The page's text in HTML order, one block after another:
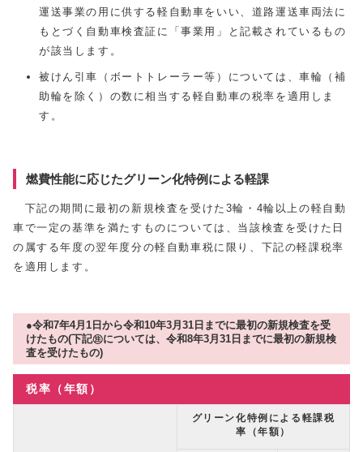
運送事業の用に供する軽自動車をいい、道路運送車両法に
もとづく自動車検査証に「事業用」と記載されているもの
が該当します。
被けん引車（ボートトレーラー等）については、車輪（補
助輪を除く）の数に相当する軽自動車の税率を適用しま
す。
燃費性能に応じたグリーン化特例による軽課
下記の期間に最初の新規検査を受けた3輪・4輪以上の軽自動
車で一定の基準を満たすものについては、当該検査を受けた日
の属する年度の翌年度分の軽自動車税に限り、下記の軽課税率
を適用します。
●令和7年4月1日から令和10年3月31日までに最初の新規検査を受
けたもの(下記㊟については、令和8年3月31日までに最初の新規検
査を受けたもの)
税率（年額）
グリーン化特例による軽課税
率（年額）